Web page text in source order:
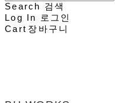
Search 검색
Log In
로그인
Cart 장바구니